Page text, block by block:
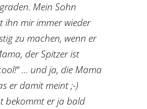
Mein Sohn
ihn mir immer wieder
zu machen, wenn er
der Spitzer ist
… und ja, die Mama
er damit meint ;-)
bekommt er ja bald